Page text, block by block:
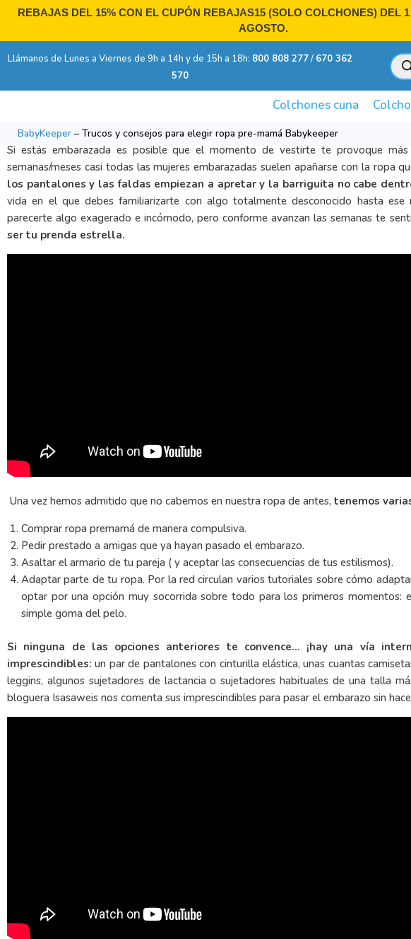
contenido
REBAJAS DEL 15% CON EL CUPÓN REBAJAS15(SOLO COLCHONES) DEL
AGOSTO.
Llámanos de Lunes a Viernes de 9h a 14h y de 15h a 18h: 800 808 277/ 670 362
570
de
Colchones cuna
BabyKeeper – Trucos y consejos para elegir ropa pre-mamá Babykeeper
Si estás embarazada es posible que el momento de vestirte te provoque
semanas/meses casi todas las mujeres embarazadas suelen apañarse con la ropa
los pantalones y las faldas empiezan a apretar y la barriguita no cabe
vida en el que debes familiarizarte con algo totalmente desconocido hasta ese
parecerte algo exagerado e incómodo, pero conforme avanzan las semanas te
ser tu prenda estrella.
Una vez hemos admitido que no cabemos en nuestra ropa de antes, tenemos
Comprar ropa premamá de manera compulsiva.
Pedir prestado a amigas que ya hayan pasado el embarazo.
Asaltar el armario de tu pareja ( y aceptar las consecuencias de tus estilismos).
Adaptar parte de tu ropa. Por la red circulan varios tutoriales sobre cómo
optar por una opción muy socorrida sobre todo para los primeros momentos:
simple goma del pelo.
Si ninguna de las opciones anteriores te convence… ¡hay una vía
imprescindibles: un par de pantalones con cinturilla elástica, unas cuantas
leggins, algunos sujetadores de lactancia o sujetadores habituales de una talla
bloguera Isasaweis nos comenta sus imprescindibles para pasar el embarazo sin